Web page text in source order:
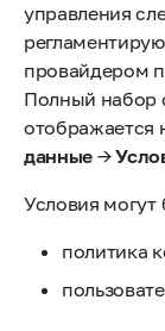
управления
провайдером
Полный набор
отображается
данные →
Условия могут
политика